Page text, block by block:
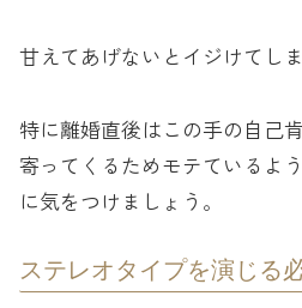
甘えてあげないとイジけてしま
特に離婚直後はこの手の自己
寄ってくるためモテているよ
に気をつけましょう。
ステレオタイプを演じる